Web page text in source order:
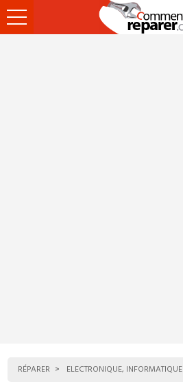
Ouvrir
le
RÉPARER ELECTRONIQUE, INFORMATIQUE